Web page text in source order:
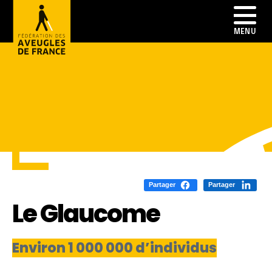
Partager Partager
Le Glaucome
Environ 1 000 000 d’individus